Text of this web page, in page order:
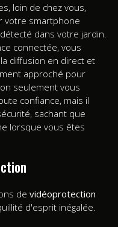
loin de chez vous,
votre smartphone
dans votre jardin.
connectée, vous
diffusion en direct et
approché pour
seulement vous
confiance, mais il
sachant que
lorsque vous êtes
de vidéoprotection
d'esprit inégalée.